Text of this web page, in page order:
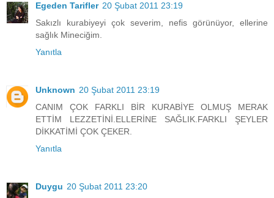
Egeden Tarifler 20 Şubat 2011 23:19
Sakızlı kurabiyeyi çok severim, nefis görünüyor, ellerine
sağlık Mineciğim.
Yanıtla
Unknown 20 Şubat 2011 23:19
CANIM ÇOK FARKLI BİR KURABİYE OLMUŞ MERAK
ETTİM LEZZETİNİ.ELLERİNE SAĞLIK.FARKLI ŞEYLER
DİKKATİMİ ÇOK ÇEKER.
Yanıtla
Duygu 20 Şubat 2011 23:20